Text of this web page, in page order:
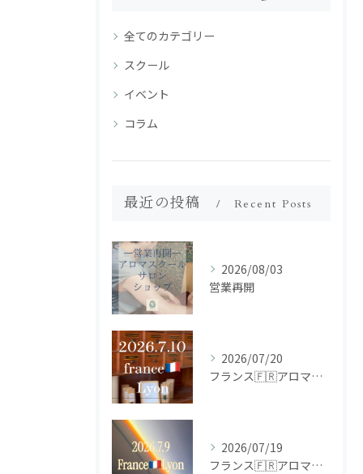
全てのカテゴリー
スクール
イベント
コラム
最近の投稿 Recent Posts
2026/08/03
営業再開
2026/07/20
フランス🇫🇷アロマ研修ツアー𝗱𝗮𝘆𝟮
2026/07/19
フランス🇫🇷アロマ研修ツアー𝗱𝗮𝘆𝟭